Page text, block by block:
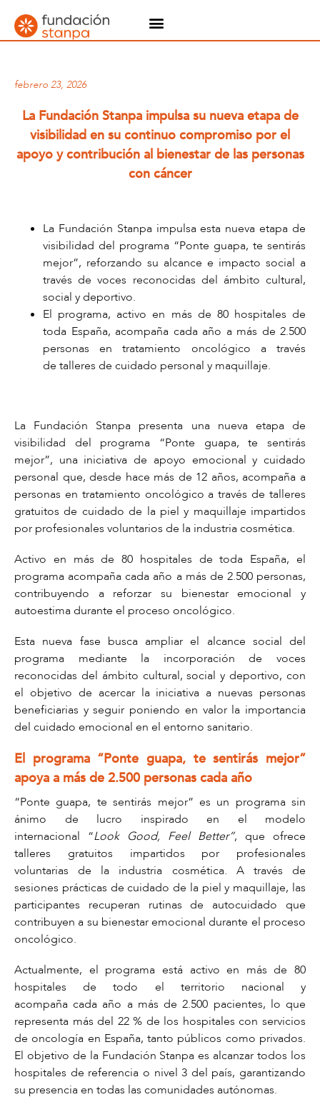
febrero 23, 2026
La Fundación Stanpa impulsa su nueva etapa de
visibilidad en su continuo compromiso por el
apoyo y contribución al bienestar de las personas
con cáncer
La Fundación Stanpa impulsa esta nueva etapa de
visibilidad del programa “Ponte guapa, te sentirás
mejor”, reforzando su alcance e impacto social a
través de voces reconocidas del ámbito cultural,
social y deportivo.
El programa, activo en más de 80 hospitales de
toda España, acompaña cada año a más de 2.500
personas en tratamiento oncológico a través
de talleres de cuidado personal y maquillaje.
La Fundación Stanpa presenta una nueva etapa de
visibilidad del programa “Ponte guapa, te sentirás
mejor”, una iniciativa de apoyo emocional y cuidado
personal que, desde hace más de 12 años, acompaña a
personas en tratamiento oncológico a través de talleres
gratuitos de cuidado de la piel y maquillaje impartidos
por profesionales voluntarios de la industria cosmética.
Activo en más de 80 hospitales de toda España, el
programa acompaña cada año a más de 2.500 personas,
contribuyendo a reforzar su bienestar emocional y
autoestimadurante el proceso oncológico.
Esta nueva fase busca ampliar el alcance social del
programa mediante la incorporación de voces
reconocidas del ámbito cultural, social y deportivo, con
el objetivo de acercar la iniciativa a nuevas personas
beneficiarias y seguir poniendo en valor la importancia
del cuidado emocional en el entorno sanitario.
El programa “Ponte guapa, te sentirás mejor”
apoya a más de 2.500 personas cada año
“Ponte guapa, te sentirás mejor” es un programa sin
ánimo de lucro inspirado en el modelo
internacional “Look Good, Feel Better”, que ofrece
talleres gratuitos impartidos por profesionales
voluntarias de la industria cosmética. A través de
sesiones prácticas de cuidado de la piel y maquillaje, las
participantes recuperan rutinas de autocuidado que
contribuyen a su bienestar emocional durante el proceso
oncológico.
Actualmente, el programa está activo en más de 80
hospitales de todo el territorio nacional y
acompañacada año a más de 2.500 pacientes, lo que
representa más del 22 % de los hospitales con servicios
de oncología en España, tanto públicos como privados.
El objetivo de la Fundación Stanpa es alcanzar todos los
hospitales de referencia o nivel 3 del país, garantizando
su presencia en todas las comunidades autónomas.